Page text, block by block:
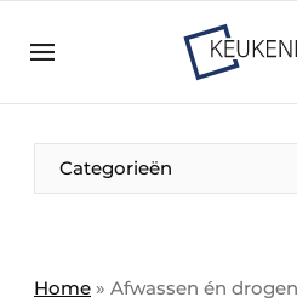
Bedrijven
Bedrijven
Direct contact
Categorieën
Home » Afwassen én